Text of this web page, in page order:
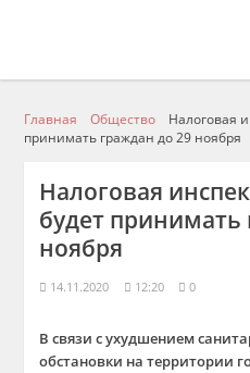
Главная Общество
Налоговая
принимать граждан до 29 ноября
Налоговая
будет принимать
ноября
14.11.2020 12:20 0
В связи с ухудшением
обстановки на территории